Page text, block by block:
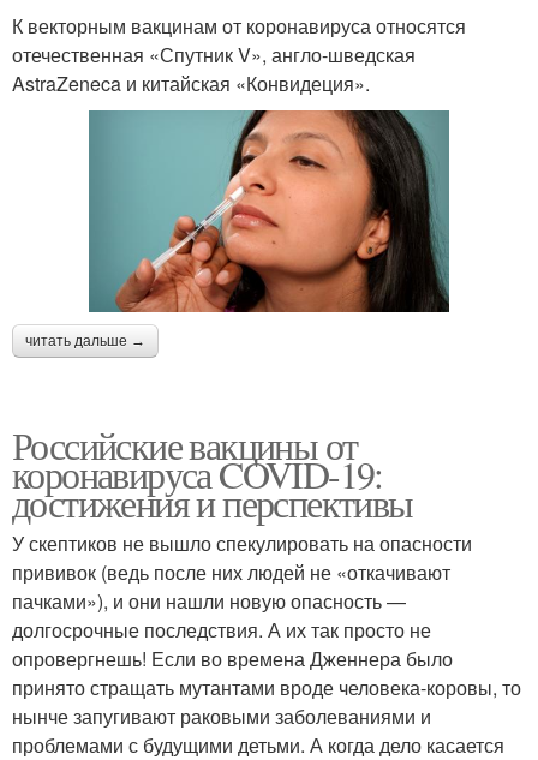
К векторным вакцинам от коронавируса относятся
отечественная «Спутник V», англо-шведская
AstraZeneca и китайская «Конвидеция».
читать дальше →
Российские вакцины от
коронавируса COVID-19:
достижения и перспективы
У скептиков не вышло спекулировать на опасности
прививок (ведь после них людей не «откачивают
пачками»), и они нашли новую опасность —
долгосрочные последствия. А их так просто не
опровергнешь! Если во времена Дженнера было
принято стращать мутантами вроде человека-коровы, то
нынче запугивают раковыми заболеваниями и
проблемами с будущими детьми. А когда дело касается